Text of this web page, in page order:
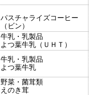
パスチャライズコーヒー
（ビン）
牛乳・乳製品
よつ葉牛乳（ＵＨＴ）
牛乳・乳製品
よつ葉牛乳
野菜・菌茸類
えのき茸